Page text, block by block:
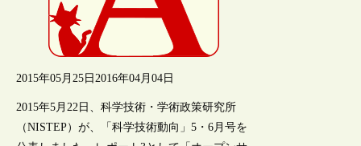
2015年05月25日 2016年04月04日
2015年5月22日、科学技術・学術政策研究所
（NISTEP）が、「科学技術動向」5・6月号を